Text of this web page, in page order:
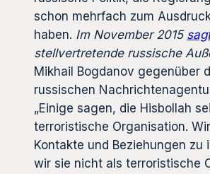
schon mehrfach zum
haben. Im November 2015
stellvertretende russische
Mikhail Bogdanov gegenüber
russischen
„Einige sagen, die Hisbollah
terroristische Organisation.
Kontakte und Beziehungen zu
wir sie nicht als terroristische